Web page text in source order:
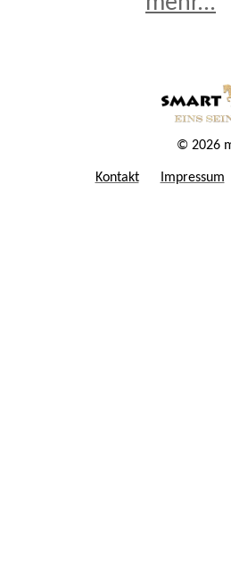
© 2026
Kontakt Impressum